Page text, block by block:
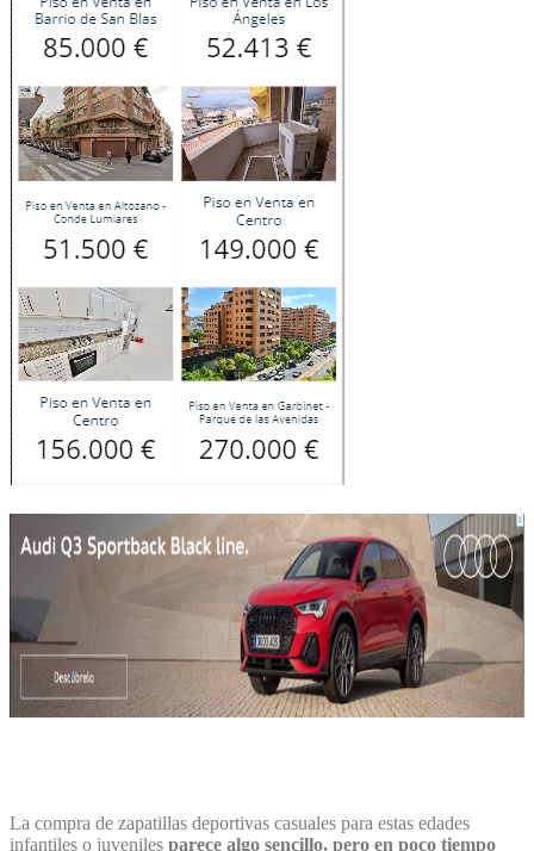
La compra de zapatillas deportivas casuales para estas edades
infantiles o juveniles parece algo sencillo, pero en poco tiempo